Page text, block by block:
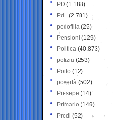
PD (1.188)
PdL (2.781)
pedofilia (25)
Pensioni (129)
Politica (40.873)
polizia (253)
Porto (12)
povertà (502)
Presepe (14)
Primarie (149)
Prodi (52)